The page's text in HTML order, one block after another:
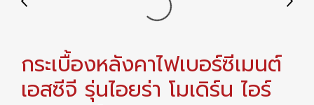
กระเบื้องหลังคาไฟเบอร์ซีเมนต์
เอสซีจี รุ่นไอยร่า โมเดิร์น ไอร์